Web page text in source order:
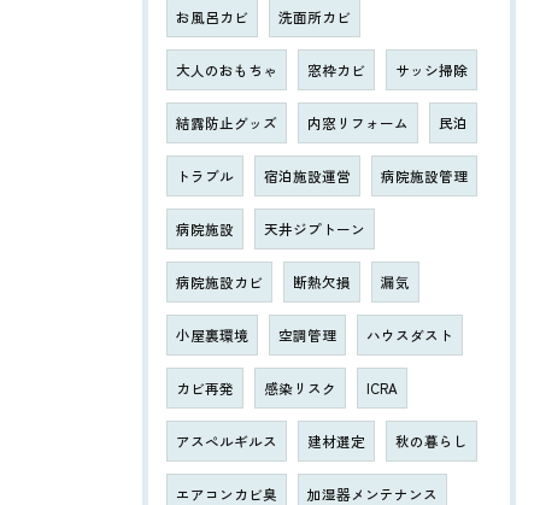
お風呂カビ 洗面所カビ
大人のおもちゃ 窓枠カビ サッシ掃除
結露防止グッズ 内窓リフォーム 民泊
トラブル 宿泊施設運営 病院施設管理
病院施設 天井ジプトーン
病院施設カビ 断熱欠損 漏気
小屋裏環境 空調管理 ハウスダスト
カビ再発 感染リスク ICRA
アスペルギルス 建材選定 秋の暮らし
エアコンカビ臭 加湿器メンテナンス